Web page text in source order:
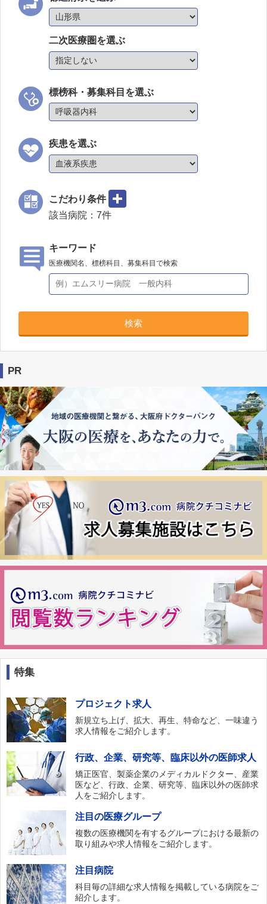
二次医療圏を選ぶ
標榜科・募集科目を選ぶ
疾患を選ぶ
こだわり条件
該当病院： 7件
キーワード
医療機関名、標榜科目、募集科目で検索
検索
PR
特集
プロジェクト求人
新規立ち上げ、拡大、再生、特命など、一味違う
求人情報をご紹介します。
行政、企業、研究等、臨床以外の医師求人
矯正医官、製薬企業のメディカルドクター、産業
医など、行政、企業、研究等、臨床以外の医師求
人をご紹介します。
注目の医療グループ
複数の医療機関を有するグループにおける最新の
取り組みや求人情報をご紹介します。
注目病院
科目毎の詳細な求人情報を掲載している病院をご
紹介します。